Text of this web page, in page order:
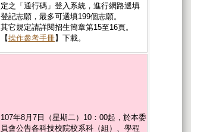
定之「通行碼」登入系統，進行網路選填
登記志願，最多可選填199個志願。
其它規定請詳閱招生簡章第15至16頁。
【操作參考手冊】下載。
107年8月7日（星期二）10：00起，於本委
員會公告各科技校院校系科（組）、學程